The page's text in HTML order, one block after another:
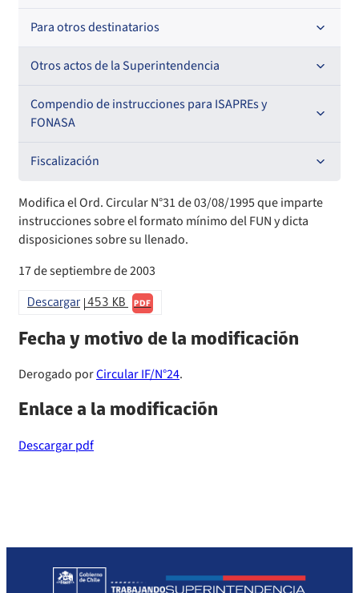
Oficios Circulares
Resoluciones
Oficios Circulares
Circulares
Circulares internas
Resoluciones
Para otros destinatarios
Circulares
Otros actos de la Superintendencia
Antecedentes preparatorios de normas que afecten a
EMT Ley N° 20.416
Comisión Evaluadora de Licitaciones Públicas
Convenios de colaboración
Declaración de patrimonio e intereses de autoridades
Decreta reserva o secreto según Ley N° 20.285
Estructura Orgánica
Informes de Fiscalización
Compendio de instrucciones para ISAPREs y
FONASA
Compendio Beneficios
Compendio de Archivos Maestros
Compendio Información
Compendio Instrumentos Contractuales
Compendio Procedimientos
Fiscalización
Informes de fiscalización
Sanciones aplicadas
Sanciones a Entidades Acreditadoras
Sanciones Agentes de Ventas
Sanciones a Isapres
Sanciones a Prestadores
Modifica el Ord. Circular N°31 de 03/08/1995 que imparte
instrucciones sobre el formato mínimo del FUN y dicta
disposiciones sobre su llenado.
17 de septiembre de 2003
Descargar 453 KB PDF
Fecha y motivo de la modificación
Derogado porCircular IF/N°24.
Enlace a la modificación
Descargar pdf